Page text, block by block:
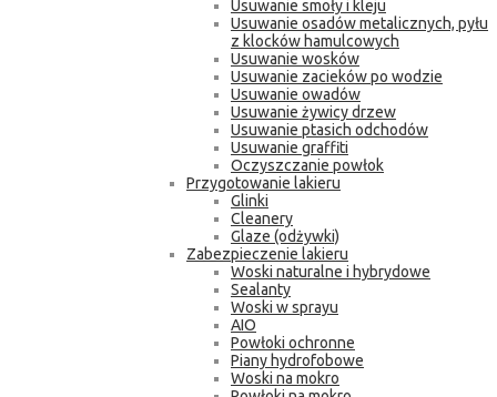
Usuwanie smoły i kleju
Usuwanie osadów metalicznych, pyłu
z klocków hamulcowych
Usuwanie wosków
Usuwanie zacieków po wodzie
Usuwanie owadów
Usuwanie żywicy drzew
Usuwanie ptasich odchodów
Usuwanie graffiti
Oczyszczanie powłok
Przygotowanie lakieru
Glinki
Cleanery
Glaze (odżywki)
Zabezpieczenie lakieru
Woski naturalne i hybrydowe
Sealanty
Woski w sprayu
AIO
Powłoki ochronne
Piany hydrofobowe
Woski na mokro